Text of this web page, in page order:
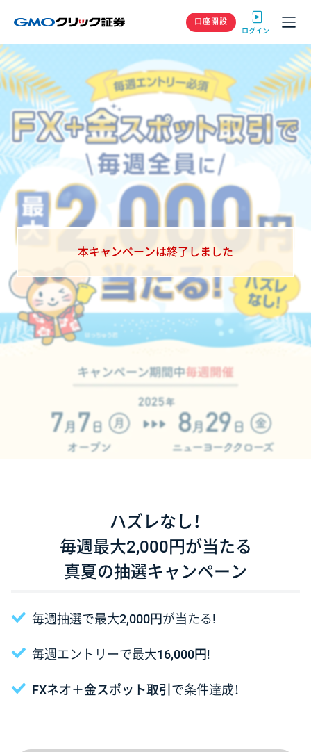
GMOクリック
口座開設
本キャンペーンは終了しました
ハズレなし！
毎週最大2,000円が当たる
真夏の抽選キャンペーン
毎週抽選で最大2,000円が当たる!
毎週エントリーで最大16,000円!
FXネオ＋金スポット取引 で条件達成！